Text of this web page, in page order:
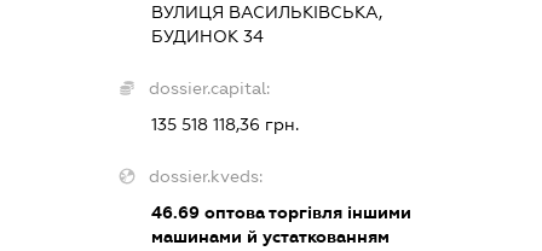
ВУЛИЦЯ ВАСИЛЬКІВСЬКА,
БУДИНОК 34
dossier.capital:
135 518 118,36 грн.
dossier.kveds:
46.69 оптова торгівля іншими
машинами й устаткованням